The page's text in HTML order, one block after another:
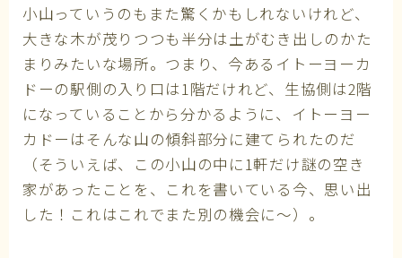
小山っていうのもまた驚くかもしれないけれど、
大きな木が茂りつつも半分は土がむき出しのかた
まりみたいな場所。つまり、今あるイトーヨーカ
ドーの駅側の入り口は1階だけれど、生協側は2階
になっていることから分かるように、イトーヨー
カドーはそんな山の傾斜部分に建てられたのだ
（そういえば、この小山の中に1軒だけ謎の空き
家があったことを、これを書いている今、思い出
した！これはこれでまた別の機会に～）。